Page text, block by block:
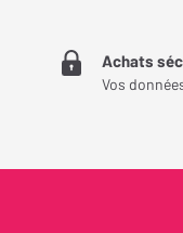
Achats
Vos